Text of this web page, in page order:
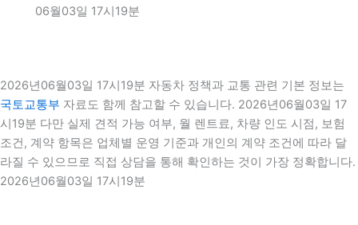
06월03일 17시19분
2026년06월03일 17시19분 자동차 정책과 교통 관련 기본 정보는
국토교통부 자료도 함께 참고할 수 있습니다. 2026년06월03일 17
시19분 다만 실제 견적 가능 여부, 월 렌트료, 차량 인도 시점, 보험
조건, 계약 항목은 업체별 운영 기준과 개인의 계약 조건에 따라 달
라질 수 있으므로 직접 상담을 통해 확인하는 것이 가장 정확합니다.
2026년06월03일 17시19분